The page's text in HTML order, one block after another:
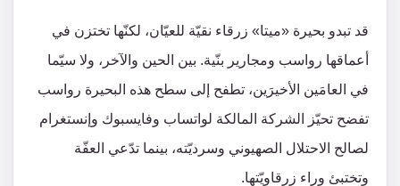
قد تبدو بحيرة «ميتا» زرقاء نقيّة للعيّان، لكنّها تختزن في
أعماقها رواسب ومجارير بنّية. بين الحين والآخر، ولا سيّما
في العامَين الأخيرَين، تطفح إلى سطح هذه البحيرة رواسب
تفضح تحيّز الشركة المالكة لواتساب وفايسبوك وإنستغرام
لصالح الاحتلال الصهيوني وسرديّته، بينما تدّعي العفّة
وتختبئ وراء زرقاويّتها.